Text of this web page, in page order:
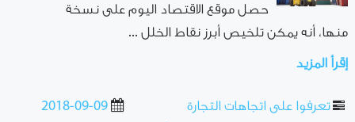
حصل موقع الاقتصاد اليوم على نسخة
منها، أنه يمكن تلخيص أبرز نقاط الخلل ...
إقرأ المزيد
2018-09-09
تعرفوا على اتجاهات التجارة